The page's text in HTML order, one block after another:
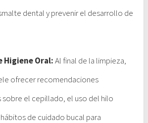
dental y prevenir el desarrollo de
Higiene Oral:Al final de la limpieza,
ofrecer recomendaciones
sobre el cepillado, el uso del hilo
de cuidado bucal para